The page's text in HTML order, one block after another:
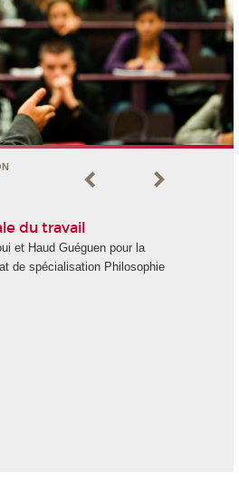
du travail
et Haud Guéguen pour la
de spécialisation Philosophie